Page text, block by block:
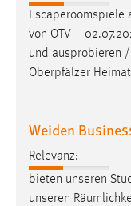
Escaperoomspiele
von OTV –
und ausprobieren
Oberpfälzer
Weiden
Relevanz:
bieten unseren
unseren